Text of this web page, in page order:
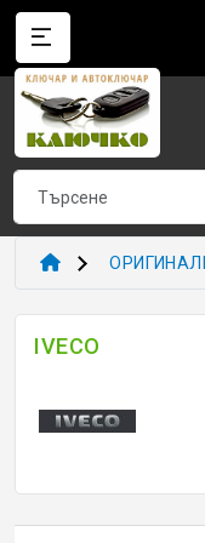
Категории
AUTEL ПРИБОРИ
I/O TERMINAL
KEYDIY -
ТРАНСПОНДЕР И
ЗАГОТОВКИ
IVECO